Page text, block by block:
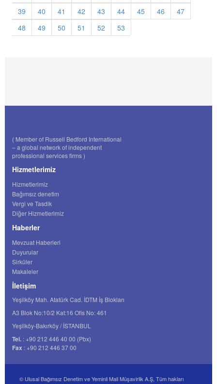
39
40 41 42 43 44 45 46
47
48
49 50 51 52 53
( Member of Russell Bedford International
– a global network of independent
professional services firms )
Hizmetlerimiz
Hizmetlerimiz
Bağımsız denetim
Vergi ve Tasdik
Diğer Hizmetlerimiz
Haberler
Mevzuat Haberleri
Duyurular
Sirküler
Makaleler
İletişim
Yeşilköy Mah. Atatürk Cad. İDTM İş Blokları
A3 Blok No:10/2 Kat:16 Ofis No: 461
Yeşilköy-Bakırköy / İSTANBUL
Tel. : +90 212 446 40 00 (Pbx)
Fax : +90 212 446 37 00
© Ulusal Bağımsız Denetim ve Yeminli Mali Müşavirlik A.Ş, Tüm hakları